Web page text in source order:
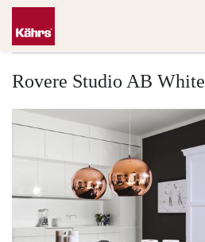
Trova un altro pavimento
Rovere Studio AB White